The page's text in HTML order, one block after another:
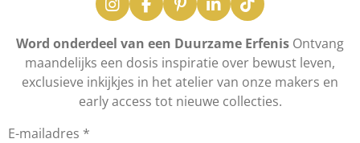
I
n
s
a
g
r
F
a
c
e
b
o
o
P
i
n
e
r
e
L
i
n
e
d
I
T
i
k
T
o
k
Word onderdeel van een Duurzame Erfenis Ontvang
maandelijks een dosis inspiratie over bewust leven,
exclusieve inkijkjes in het atelier van onze makers en
early access tot nieuwe collecties.
E-mailadres *